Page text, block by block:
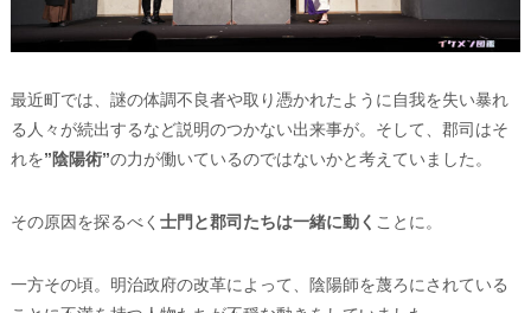
最近町では、謎の体調不良者や取り憑かれたように自我を失い暴れ
る人々が続出するなど説明のつかない出来事が。そして、郡司はそ
れを”陰陽術”の力が働いているのではないかと考えていました。
その原因を探るべく ⼠⾨と郡司たちは一緒に動く ことに。
一方その頃。明治政府の改革によって、陰陽師を蔑ろにされている